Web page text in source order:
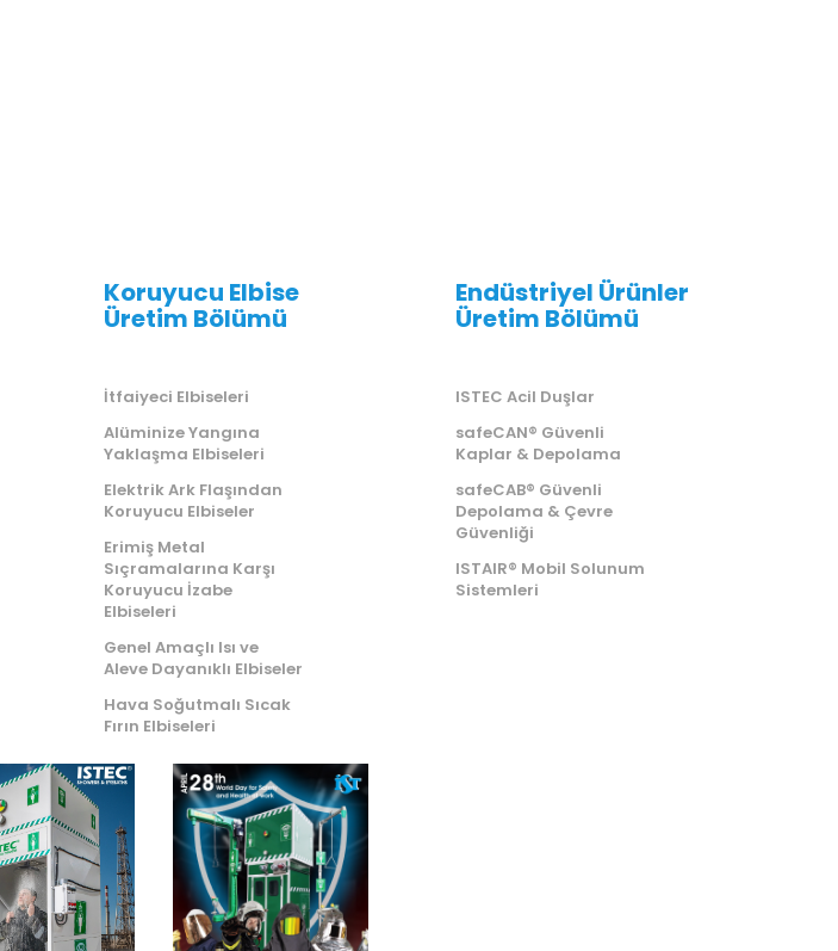
Koruyucu Elbise
Üretim Bölümü
İtfaiyeci Elbiseleri
Alüminize Yangına
Yaklaşma Elbiseleri
Elektrik Ark Flaşından
Koruyucu Elbiseler
Erimiş Metal
Sıçramalarına Karşı
Koruyucu İzabe
Elbiseleri
Genel Amaçlı Isı ve
Aleve Dayanıklı Elbiseler
Hava Soğutmalı Sıcak
Fırın Elbiseleri
Endüstriyel Ürünler
Üretim Bölümü
ISTEC Acil Duşlar
safeCAN® Güvenli
Kaplar & Depolama
safeCAB® Güvenli
Depolama & Çevre
Güvenliği
ISTAIR® Mobil Solunum
Sistemleri